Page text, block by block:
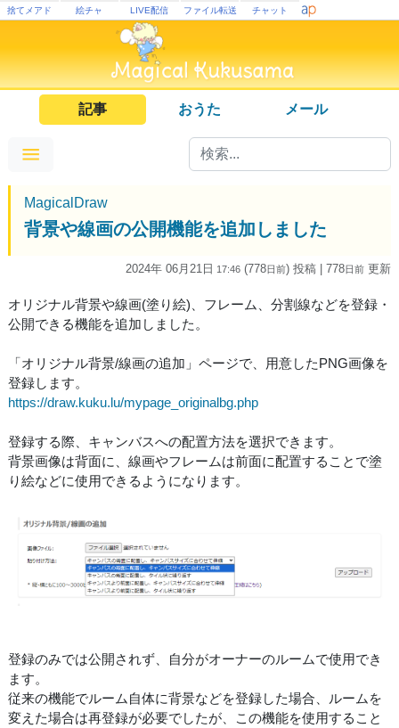
捨てメアド 絵チャ LIVE配信 ファイル転送 チャット
記事 おうた メール
MagicalDraw
背景や線画の公開機能を追加しました
2024年 06月21日 17:46 (778日前) 投稿 | 778日前 更新
オリジナル背景や線画(塗り絵)、フレーム、分割線などを登録・
公開できる機能を追加しました。
「オリジナル背景/線画の追加」ページで、用意したPNG画像を
登録します。
https://draw.kuku.lu/mypage_originalbg.php
登録する際、キャンバスへの配置方法を選択できます。
背景画像は背面に、線画やフレームは前面に配置することで塗
り絵などに使用できるようになります。
登録のみでは公開されず、自分がオーナーのルームで使用でき
ます。
従来の機能でルーム自体に背景などを登録した場合、ルームを
変えた場合は再登録が必要でしたが、この機能を使用すること